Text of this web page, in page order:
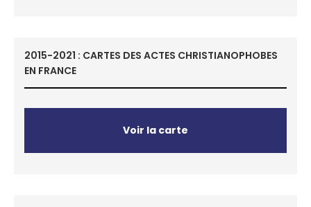
2015-2021 : CARTES DES ACTES CHRISTIANOPHOBES
EN FRANCE
Voir la carte